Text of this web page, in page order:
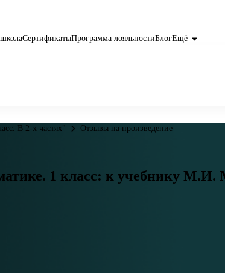
СертификатыПрограмма лояльностиБлогЕщё
В 2-х частях" Отзывы на произведение
1 класс: к учебнику